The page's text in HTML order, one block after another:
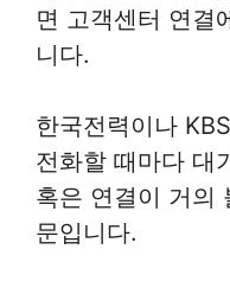
면 고객센터 연결
니다.
한국전력이나
전화할 때마다 대
혹은 연결이 거의
문입니다.